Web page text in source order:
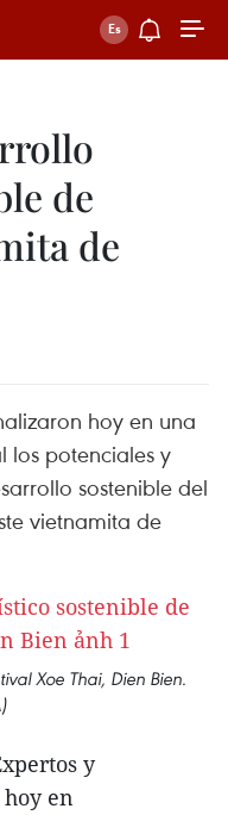
de
de
hoy en una
los potenciales y
sostenible del
vietnamita de
Xoe Thai, Dien Bien.
y
en